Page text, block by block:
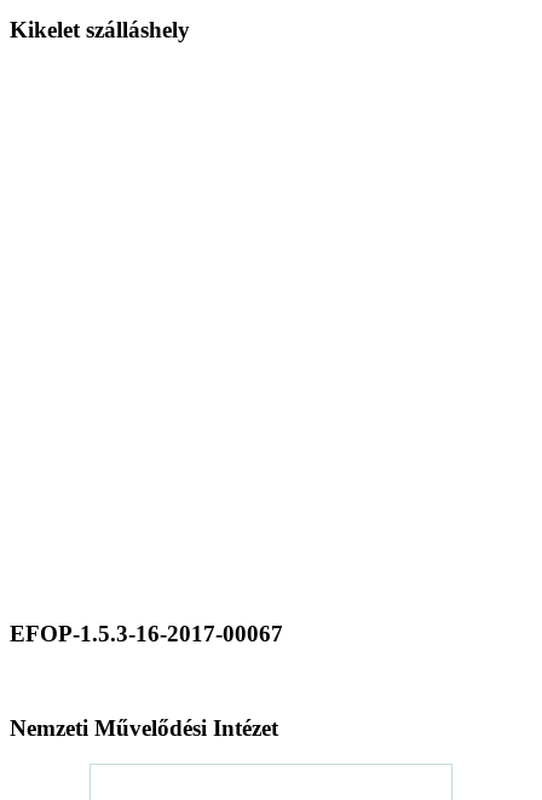
Kikelet szálláshely
EFOP-1.5.3-16-2017-00067
Nemzeti Művelődési Intézet